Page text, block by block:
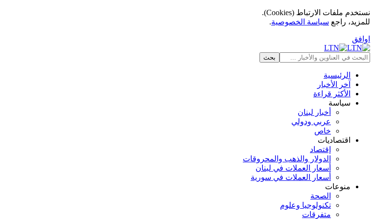
نستخدم ملفات الارتباط (Cookies).
للمزيد، راجع سياسة الخصوصية.
اوافق
الرئيسية
آخر الأخبار
الأكثر قراءة
سياسة
أخبار لبنان
عربي ودولي
خاص
اقتصاديات
إقتصاد
الدولار والذهب والمحروقات
أسعار العملات في لبنان
أسعار العملات في سورية
منوعات
الصحة
تكنولوجيا وعلوم
متفرقات